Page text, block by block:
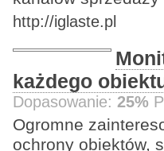
http://iglaste.pl
każdego
Dopasowanie: 25%
Ogromne
ochrony obiektów,